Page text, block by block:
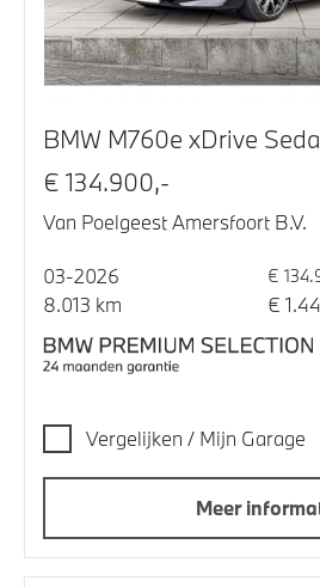
BMW M760e xDrive
€ 134.900,-
Van Poelgeest Amersfoort B.V.
03-2026 €
8.013 km €
Vergelijken / Mijn Garage
Meer